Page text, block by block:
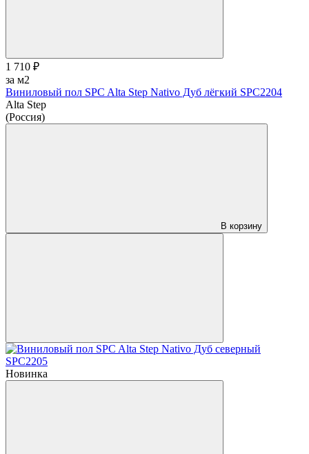
1 710 ₽
за м2
Виниловый пол SPC Alta Step Nativo Дуб лёгкий SPC2204
Alta Step
(Россия)
В корзину
Новинка